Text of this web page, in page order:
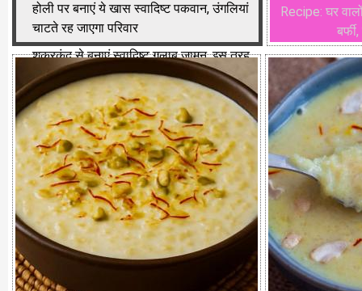
होली पर बनाएं ये खास स्वादिष्ट पकवान, उंगलियां
चाटते रह जाएगा परिवार
शकरकंद से बनाएं स्वादिष्ट गुलाब जामुन, इस तरह
करें तैयार
Recipe: घर